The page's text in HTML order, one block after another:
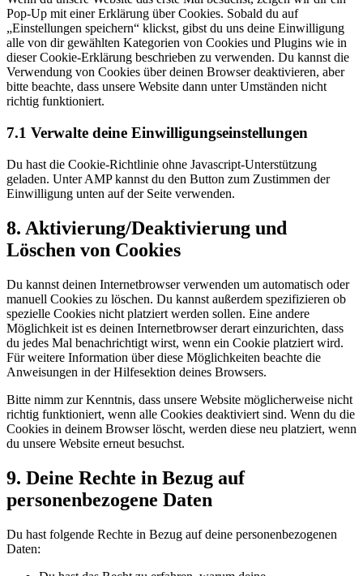
Pop-Up mit einer Erklärung über Cookies. Sobald du auf
„Einstellungen speichern“ klickst, gibst du uns deine Einwilligung
alle von dir gewählten Kategorien von Cookies und Plugins wie in
dieser Cookie-Erklärung beschrieben zu verwenden. Du kannst die
Verwendung von Cookies über deinen Browser deaktivieren, aber
bitte beachte, dass unsere Website dann unter Umständen nicht
richtig funktioniert.
7.1 Verwalte deine Einwilligungseinstellungen
Du hast die Cookie-Richtlinie ohne Javascript-Unterstützung
geladen. Unter AMP kannst du den Button zum Zustimmen der
Einwilligung unten auf der Seite verwenden.
8. Aktivierung/Deaktivierung und
Löschen von Cookies
Du kannst deinen Internetbrowser verwenden um automatisch oder
manuell Cookies zu löschen. Du kannst außerdem spezifizieren ob
spezielle Cookies nicht platziert werden sollen. Eine andere
Möglichkeit ist es deinen Internetbrowser derart einzurichten, dass
du jedes Mal benachrichtigt wirst, wenn ein Cookie platziert wird.
Für weitere Information über diese Möglichkeiten beachte die
Anweisungen in der Hilfesektion deines Browsers.
Bitte nimm zur Kenntnis, dass unsere Website möglicherweise nicht
richtig funktioniert, wenn alle Cookies deaktiviert sind. Wenn du die
Cookies in deinem Browser löscht, werden diese neu platziert, wenn
du unsere Website erneut besuchst.
9. Deine Rechte in Bezug auf
personenbezogene Daten
Du hast folgende Rechte in Bezug auf deine personenbezogenen
Daten: